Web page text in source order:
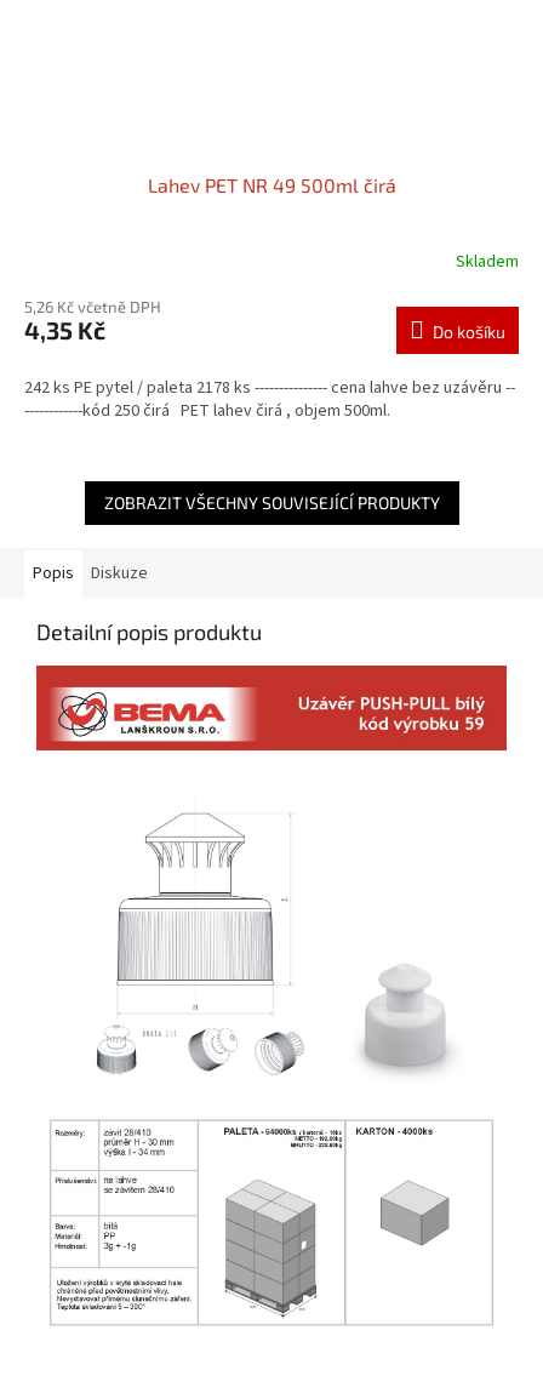
Lahev PET NR 49 500ml čirá
Skladem
5,26 Kč včetně DPH
4,35 Kč Do košíku
242 ks PE pytel / paleta 2178 ks --------------- cena lahve bez uzávěru --
------------kód 250 čirá PET lahev čirá , objem 500ml.
ZOBRAZIT VŠECHNY SOUVISEJÍCÍ PRODUKTY
Popis Diskuze
Detailní popis produktu